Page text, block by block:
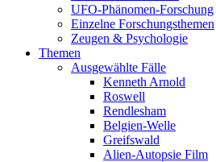
UFO-Phänomen-Forschung
Einzelne Forschungsthemen
Zeugen & Psychologie
Themen
Ausgewählte Fälle
Kenneth Arnold
Roswell
Rendlesham
Belgien-Welle
Greifswald
Alien-Autopsie Film